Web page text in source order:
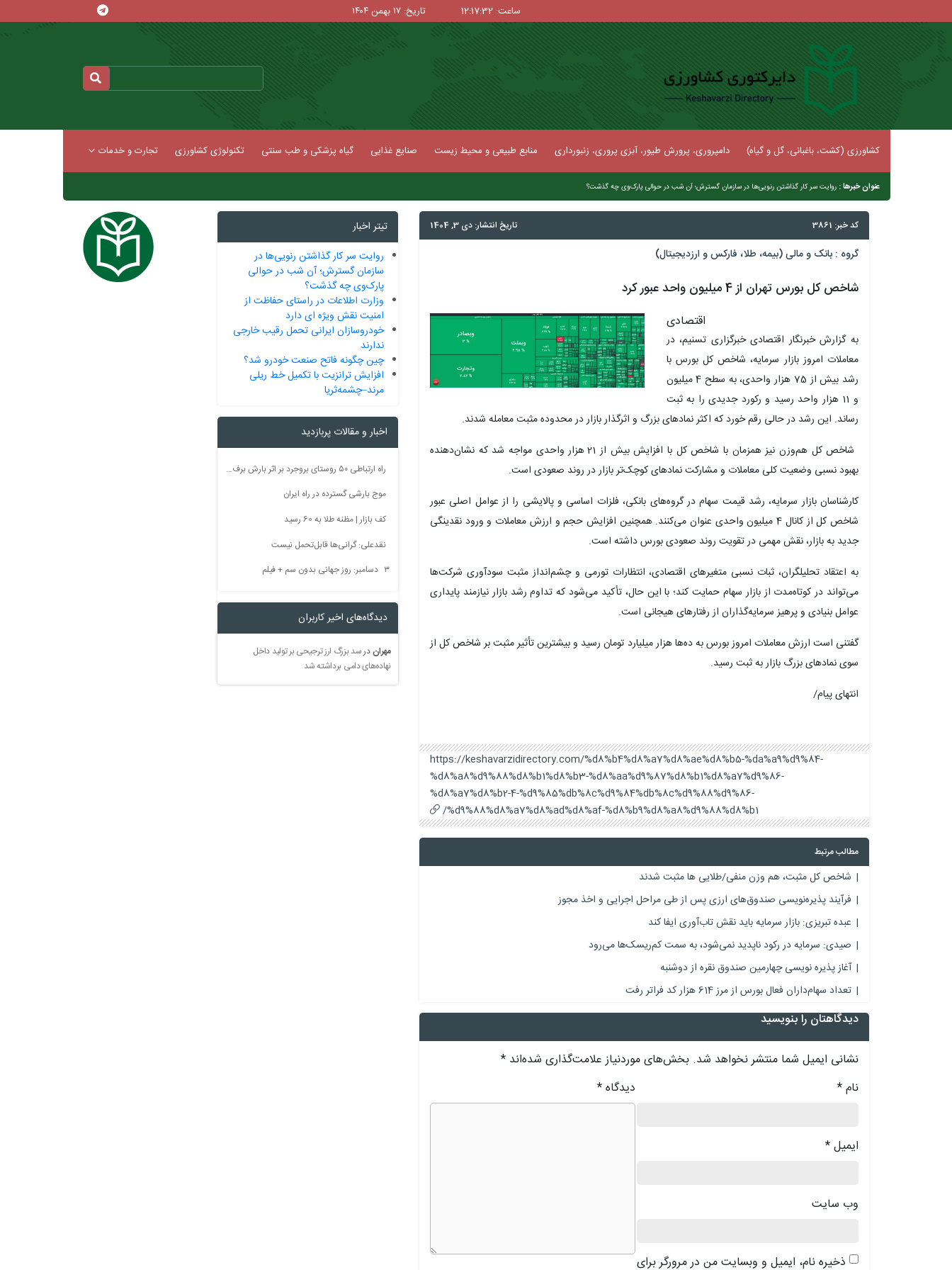
ساعت: 12:17:33 تاریخ: ۱۷ بهمن ۱۴۰۴
کشاورزی (کشت، باغبانی، گل و گیاه) دامپروری، پرورش طیور، آبزی پروری، زنبورداری منابع طبیعی و محیط زیست صنایع غذایی گیاه پزشکی و طب سنتی تکنولوژی کشاورزی تجارت و خدمات
عنوان خبرها : روایت سر کار گذاشتن رنویی‌ها در سازمان گسترش؛ آن شب در حوالی پارک‌وی چه گذشت؟
کد خبر: 3861 تاریخ انتشار: دی 3, 1404
گروه : بانک و مالی (بیمه، طلا، فارکس و ارزدیجیتال)
شاخص کل بورس تهران از 4 میلیون واحد عبور کرد
اقتصادی
به گزارش خبرنگار اقتصادی خبرگزاری تسنیم، در
معاملات امروز بازار سرمایه، شاخص کل بورس با
رشد بیش از 75 هزار واحدی، به سطح 4 میلیون
و 11 هزار واحد رسید و رکورد جدیدی را به ثبت
رساند. این رشد در حالی رقم خورد که اکثر نمادهای بزرگ و اثرگذار بازار در محدوده مثبت معامله شدند.
شاخص کل هم‌وزن نیز همزمان با شاخص کل با افزایش بیش از 21 هزار واحدی مواجه شد که نشان‌دهنده
بهبود نسبی وضعیت کلی معاملات و مشارکت نمادهای کوچک‌تر بازار در روند صعودی است.
کارشناسان بازار سرمایه، رشد قیمت سهام در گروه‌های بانکی، فلزات اساسی و پالایشی را از عوامل اصلی عبور
شاخص کل از کانال 4 میلیون واحدی عنوان می‌کنند. همچنین افزایش حجم و ارزش معاملات و ورود نقدینگی
جدید به بازار، نقش مهمی در تقویت روند صعودی بورس داشته است.
به اعتقاد تحلیلگران، ثبات نسبی متغیرهای اقتصادی، انتظارات تورمی و چشم‌انداز مثبت سودآوری شرکت‌ها
می‌تواند در کوتاه‌مدت از بازار سهام حمایت کند؛ با این حال، تأکید می‌شود که تداوم رشد بازار نیازمند پایداری
عوامل بنیادی و پرهیز سرمایه‌گذاران از رفتارهای هیجانی است.
گفتنی است ارزش معاملات امروز بورس به ده‌ها هزار میلیارد تومان رسید و بیشترین تأثیر مثبت بر شاخص کل از
سوی نمادهای بزرگ بازار به ثبت رسید.
انتهای پیام/
https://keshavarzidirectory.com/%d8%b4%d8%a7%d8%ae%d8%b5-%da%a9%d9%84-
%d8%a8%d9%88%d8%b1%d8%b3-%d8%aa%d9%87%d8%b1%d8%a7%d9%86-
%d8%a7%d8%b2-4-%d9%85%db%8c%d9%84%db%8c%d9%88%d9%86-
%d9%88%d8%a7%d8%ad%d8%af-%d8%b9%d8%a8%d9%88%d8%b1/
مطالب مرتبط
شاخص کل مثبت، هم وزن منفی/طلایی ها مثبت شدند
فرآیند پذیره‌نویسی صندوق‌های ارزی پس از طی مراحل اجرایی و اخذ مجوز
عبده تبریزی: بازار سرمایه باید نقش تاب‌آوری ایفا کند
صیدی: سرمایه در رکود ناپدید نمی‌شود، به سمت کم‌ریسک‌ها می‌رود
آغاز پذیره نویسی چهارمین صندوق نقره از دوشنبه
تعداد سهام‌داران فعال بورس از مرز 614 هزار کد فراتر رفت
دیدگاهتان را بنویسید
نشانی ایمیل شما منتشر نخواهد شد. بخش‌های موردنیاز علامت‌گذاری شده‌اند *
دیدگاه* نام*
ایمیل*
وب‌ سایت
ذخیره نام، ایمیل و وبسایت من در مرورگر برای
تیتر اخبار
روایت سر کار گذاشتن رنویی‌ها در
سازمان گسترش؛ آن شب در حوالی
پارک‌وی چه گذشت؟
وزارت اطلاعات در راستای حفاظت از
امنیت نقش ویژه ای دارد
خودروسازان ایرانی تحمل رقیب خارجی
ندارند
چین چگونه فاتح صنعت خودرو شد؟
افزایش ترانزیت با تکمیل خط ریلی
مرند–چشمه‌ثریا
اخبار و مقالات پربازدید
راه ارتباطی ۵۰ روستای بروجرد بر اثر بارش برف مسدود شد
موج بارشی گسترده در راه ایران
کف بازار | مظنه طلا به 60 رسید
نقدعلی: گرانی‌ها قابل‌تحمل نیست
۳ دسامبر: روز جهانی بدون سم + فیلم
دیدگاه‌های اخیر کاربران
مهراندرسد بزرگ ارز ترجیحی بر تولید داخل
نهاده‌های دامی برداشته شد